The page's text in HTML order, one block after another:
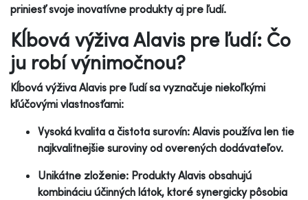
priniesť svoje inovatívne produkty aj pre ľudí.
Kĺbová výživa Alavis pre ľudí: Čo
ju robí výnimočnou?
Kĺbová výživa Alavis pre ľudí sa vyznačuje niekoľkými
kľúčovými vlastnosťami:
Vysoká kvalita a čistota surovín: Alavis používa len tie
najkvalitnejšie suroviny od overených dodávateľov.
Unikátne zloženie: Produkty Alavis obsahujú
kombináciu účinných látok, ktoré synergicky pôsobia